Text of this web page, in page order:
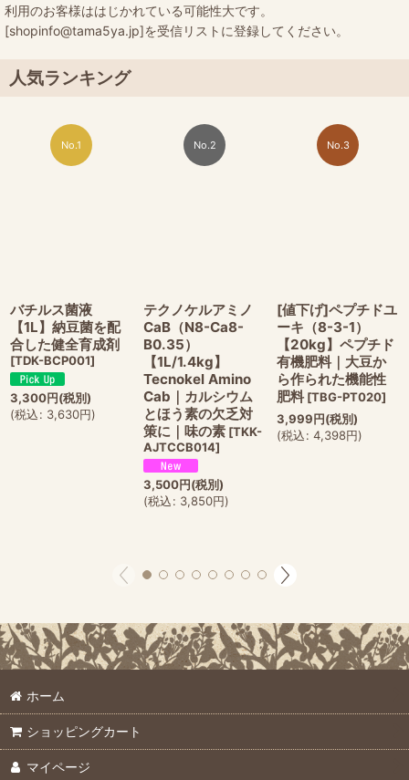
利用のお客様ははじかれている可能性大です。
[shopinfo@tama5ya.jp]を受信リストに登録してください。
人気ランキング
No.1
バチルス菌液
【1L】納豆菌を配
合した健全育成剤
[TDK-BCP001]
3,300円(税別)
(税込: 3,630円)
No.2
テクノケルアミノ
CaB（N8-Ca8-
B0.35）
【1L/1.4kg】
Tecnokel Amino
Cab｜カルシウム
とほう素の欠乏対
策に｜味の素 [TKK-
AJTCCB014]
3,500円(税別)
(税込: 3,850円)
No.3
[値下げ]ペプチドユ
ーキ（8-3-1）
【20kg】ペプチド
有機肥料｜大豆か
ら作られた機能性
肥料 [TBG-PT020]
3,999円(税別)
(税込: 4,398円)
ホーム
ショッピングカート
マイページ